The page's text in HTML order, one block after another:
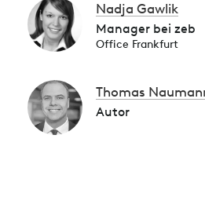
Nadja Gawlik
Manager bei zeb
Office Frankfurt
Thomas
Autor